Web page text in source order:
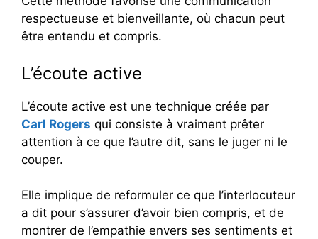
respectueuse et bienveillante, où chacun peut
être entendu et compris.
L’écoute active
L’écoute active est une technique créée par
Carl Rogers qui consiste à vraiment prêter
attention à ce que l’autre dit, sans le juger ni le
couper.
Elle implique de reformuler ce que l’interlocuteur
a dit pour s’assurer d’avoir bien compris, et de
montrer de l’empathie envers ses sentiments et